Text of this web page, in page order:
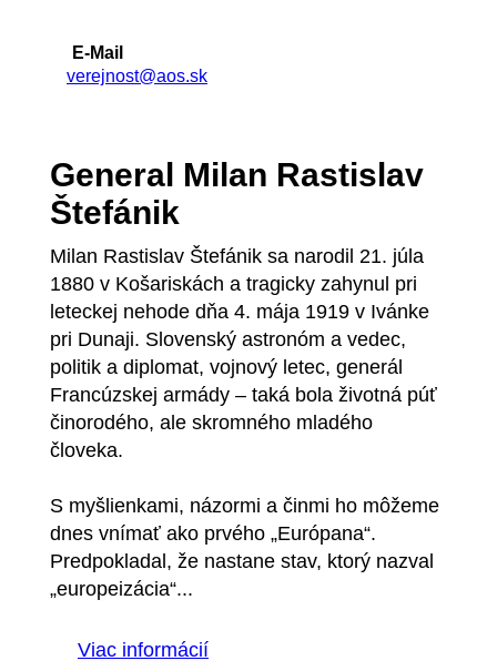
E-Mail
verejnost@aos.sk
General Milan Rastislav
Štefánik
Milan Rastislav Štefánik sa narodil 21. júla
1880 v Košariskách a tragicky zahynul pri
leteckej nehode dňa 4. mája 1919 v Ivánke
pri Dunaji. Slovenský astronóm a vedec,
politik a diplomat, vojnový letec, generál
Francúzskej armády – taká bola životná púť
činorodého, ale skromného mladého
človeka.
S myšlienkami, názormi a činmi ho môžeme
dnes vnímať ako prvého „Európana“.
Predpokladal, že nastane stav, ktorý nazval
„europeizácia“...
Viac informácií